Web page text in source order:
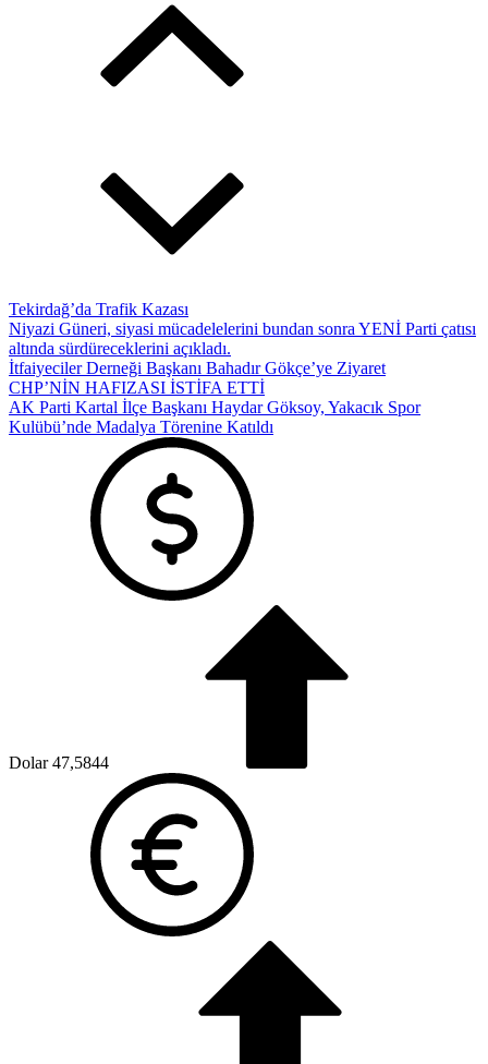
Tekirdağ’da Trafik Kazası
Niyazi Güneri, siyasi mücadelelerini bundan sonra YENİ Parti çatısı
altında sürdüreceklerini açıkladı.
İtfaiyeciler Derneği Başkanı Bahadır Gökçe’ye Ziyaret
CHP’NİN HAFIZASI İSTİFA ETTİ
AK Parti Kartal İlçe Başkanı Haydar Göksoy, Yakacık Spor
Kulübü’nde Madalya Törenine Katıldı
Dolar 47,5844